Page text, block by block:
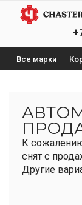
Все марки
К
снят с
Другие